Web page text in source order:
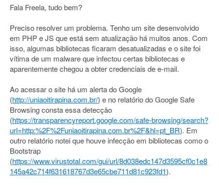
Fala Freela, tudo bem?
Preciso resolver um problema. Tenho um site desenvolvido
em PHP e JS que está sem atualização há muitos anos. Com
isso, algumas bibliotecas ficaram desatualizadas e o site foi
vítima de um malware que infectou certas bibliotecas e
aparentemente chegou a obter credenciais de e-mail.
Ao acessar o site há um alerta do Google
(http://uniaoitirapina.com.br/) e no relatório do Google Safe
Browsing consta essa detecção
(https://transparencyreport.google.com/safe-browsing/search?
url=http:%2F%2Funiaoitirapina.com.br%2F&hl=pt_BR). Em
outro relatório notei que houve infecção em bibliotecas como o
Bootstrap
(https://www.virustotal.com/gui/url/8d038edc147d3595cf0c1e8
145a42c714f631618767d3e65cbe711d81c923fd1).